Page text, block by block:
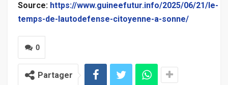
Source: https://www.guineefutur.info/2025/06/21/le-
temps-de-lautodefense-citoyenne-a-sonne/
0
Partager